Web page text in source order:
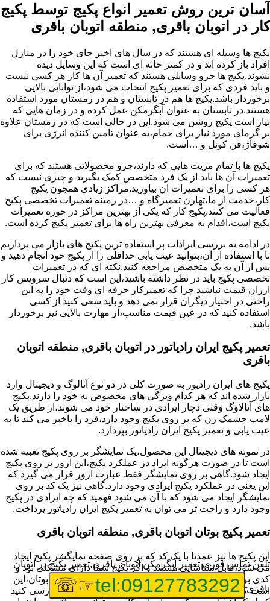
آسان ترین روش تعمیر انواع پکیج توسط پکیج
کار در اتوبان باقری, منطقه اتوبان باقری
پکیج ها وسیله ای هستند که در سال های اخیر جای خود را در منازل
افراد باز کرده اند و در کمتر خانه ای است که این وسایل دیده
نشوند.پکیج ها جزو وسایلی هستند که تعمیر آن ها کار هر کسی نیست
و باید فردی که برای تعمیر پکیج انتخاب می شود،از توانایی بالایی
برخوردار باشد.پکیج ها هم در تابستان و هم در زمستان مورد استفاده
هستند.در تابستان به عنوان آبگرمکن عمل کرده و در زمان هایی که
نیاز است پکیج روشن می شود.این در حالی است که در زمستان علاوه
بر گرمای مورد نیاز برای حمام،به عنوان تامین کننده انرژی برای
شوفاژ،فن کوئل و …است.
پکیج ها با تمام مزیت هایی که دارند،جزو محصولاتی هستند که برای
تعمیرات آن ها باید از یک فرد متخصص کمک بگیرید و چیزی نیست که
هر کسی را برای تعمیرات آن بیاورید.مراکز زیادی همچون پکیج
کار،خدمت از ما،تهارن تعمیرگاه و …در زمینه تعمیرات تخصصی پکیج
فعالیت می کنند.پکیج کار که یکی از بهترین مراکز در حوزه تعمیرات
پکیج است،اقدام به معرفی بهترین راه ها برای تعمیر پکیج کرده است.
در ادامه به بررسی ایرادات پر استفاده ترین پکیج های بازار می پردازیم
تا با استفاده از آن،بتوانید عیب یابی حداقلی را از پکیج خود انجام دهید و
پس از آن به یک متخصص مراجعه کنید.نکته ای که در تعمیرات
تخصصی پکیج باید در نظر داشته باشید،این است که دنبال سرویس کار
ارزان قیمت نباشید چرا که تعمیرکار حرفه ای وقت خود را به این
راحتی در اختیار دیگران قرار نمی دهد و باید سعی کنید از کسی
استفاده کنید که در عین قیمت مناسب،از مهارت بالایی نیز برخوردار
باشد.
تعمیر پکیج ایران رادیاتور در اتوبان باقری, منطقه اتوبان
باقری
پکیج های ایران رادیور به صورت کلی در دو نوع آنالوگ و دیجیتال وارد
بازار شده اند که هر کدام ویژگی های مخصوص به خود را دارند.پکیج
های آنالاوگ وقتی دچار ایرادی در ساختار خود می شوند،از طریق یک
لامپ چشمک زن که بر روی پکیج وجود دارد،فرد را باخبر می کند تا به
عیب یابی و تعمیر پکیج ایران رادیاتور بپردازد.
در نمونه های دیجیتال این محصول،یک نمایشگر بر روی پکیج تعبیه شده
است تا در صورت هرگونه ایراد در عملکرد پکیج،این ارور بر روی پکیج
ایجاد شود.گاهی بر روی نمایشگر فقط عبارت ارور قرار می گیرد که
این یعنی در عملکرد پکیج ایرادی وجود دارد.گاهی نیز یک کد بر روی
نمایشگر ایجاد می شود که با آن می شود فهمید که چه ایرادی در پکیج
وجود دارد و راحت تر می توان به تعمیر پکیج ایران رادیاتور پرداخت.
تعمیر پکیج بوتان اتوبان باقری, منطقه اتوبان باقری
این پکیج ها نیز عمدتا با یک کد که بر روی صفحه نمایگشر پکیج ایجاد
می شود،قابل شناسایی هستند و اگر پکیج شما دارای مشکلی بود و
کدی برای شما نمایش داده شد،اولین کار برای تعمیر پکیج بوتان،این
است که عیب یابی انجام دهید و ایرادی که وجود دارد را بررسی کنید
تلفن تماس فوریتعمیر آبگرمکن اتوبان باقری,تعمیر پکیج در اتوبان
باقری tel:09127783292
☞☏